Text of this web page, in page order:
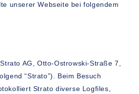
unserer Webseite bei folgendem
AG, Otto-Ostrowski-Straße 7,
“Strato”). Beim Besuch
Strato diverse Logfiles,